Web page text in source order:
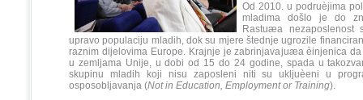
Od 2010. u podruèjima
mladima došlo je do
Rastuæa nezaposlenost
upravo populaciju mladih, dok su mjere štednje ugrozile
raznim dijelovima Europe. Krajnje je zabrinjavajuæa èinjenica
u zemljama Unije, u dobi od 15 do 24 godine, spada u
skupinu mladih koji nisu zaposleni niti su ukljuèeni u
osposobljavanja (Not in Education, Employment or Training).